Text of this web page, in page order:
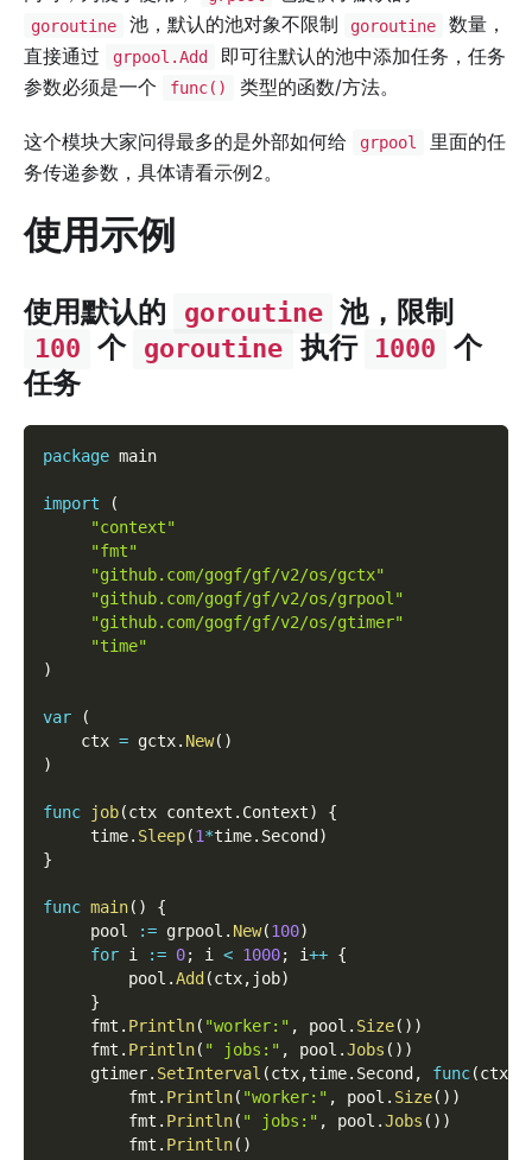
goroutine 池，默认的池对象不限制 goroutine
数量，
直接通过
grpool.Add
即可往默认的池中添加任务，任务
参数必须是一个
func() 类型的函数/方法。
这个模块大家问得最多的是外部如何给 grpool
里面的任
务传递参数，具体请看示例2。
使用示例
使用默认的 goroutine 池，限制
100 个 goroutine 执行 1000
个
任务
package main
import
(
"context"
"fmt"
"github.com/gogf/gf/v2/os/gctx"
"github.com/gogf/gf/v2/os/grpool"
"github.com/gogf/gf/v2/os/gtimer"
"time"
)
var
(
    ctx
= gctx. New( )
)
func job(ctx context . Context)
{
     time
. Sleep(1*time. Second )
}
func main( )
{
     pool
:= grpool . New(100)
for i := 0; i < 1000; i++ {
         pool
.Add (ctx, job)
}
     fmt
. Println( "worker:" , pool . Size( ) )
     fmt
. Println( " jobs:" , pool .Jobs ( ) )
     gtimer
. SetInterval (ctx,time. Second , func(ctx
         fmt
. Println( "worker:" , pool . Size( ) )
         fmt
. Println( " jobs:" , pool .Jobs ( ) )
         fmt
. Println( )